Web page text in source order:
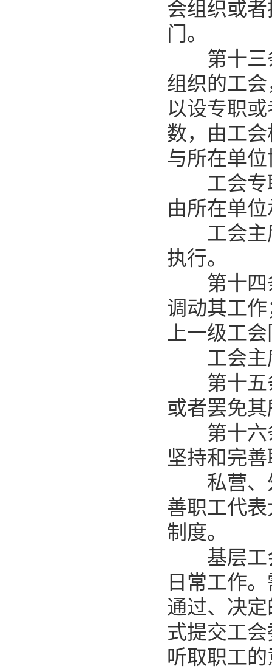
会组织或
门。
第十三条
组织的工
以设专职
数，由工
与所在单
工会专职
由所在单
工会主席
执行。
第十四条
调动其工
上一级工
工会主席
第十五条
或者罢免
第十六条
坚持和完
私营、外
善职工代
制度。
基层工会
日常工作
通过、决
式提交工
听取职工